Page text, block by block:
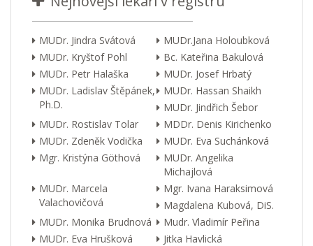
MUDr. Jindra Svátová
MUDr.Jana Holoubková
MUDr. Kryštof Pohl
Bc. Kateřina Bakulová
MUDr. Petr Halaška
MUDr. Josef Hrbatý
MUDr. Ladislav Štěpánek,
Ph.D.
MUDr. Hassan Shaikh
MUDr. Jindřich Šebor
MUDr. Rostislav Tolar
MDDr. Denis Kirichenko
MUDr. Zdeněk Vodička
MUDr. Eva Suchánková
Mgr. Kristýna Göthová
MUDr. Angelika
Michajlová
MUDr. Marcela
Valachovičová
Mgr. Ivana Haraksimová
Magdalena Kubová, DiS.
MUDr. Monika Brudnová
Mudr. Vladimír Peřina
MUDr. Eva Hrušková
Jitka Havlická